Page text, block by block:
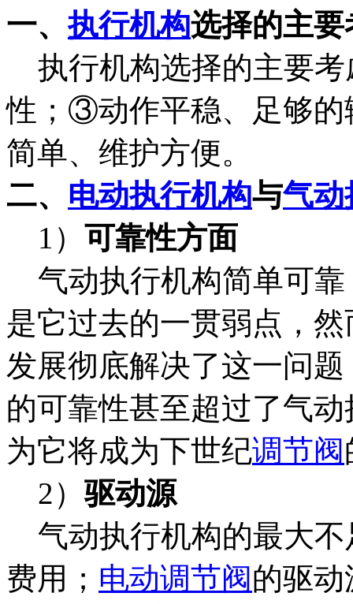
一、执行机构选择的主
执行机构选择的主要
性；③动作平稳、足够
简单、维护方便。
二、 电动执行机构与气动
1） 可靠性方面
气动执行机构简单可靠
是它过去的一贯弱点，
发展彻底解决了这一问
的可靠性甚至超过了气
为它将成为下世纪调节阀
2）驱动源
气动执行机构的最大不
费用； 电动调节阀的驱